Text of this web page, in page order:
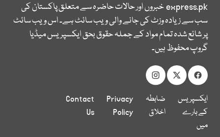
express.pkخبروں اور حالات حاضرہ سے متعلق پاکستان کی
سب سے زیادہ وزٹ کی جانے والی ویب سائٹ ہے۔ اس ویب سائٹ
پر شائع شدہ تمام مواد کے جملہ حقوق بحق ایکسپریس میڈیا
گروپ محفوظ ہیں۔
ایکسپریس
کے بارے
میں
ضابطہ
اخلاق
Privacy
Policy
Contact
Us